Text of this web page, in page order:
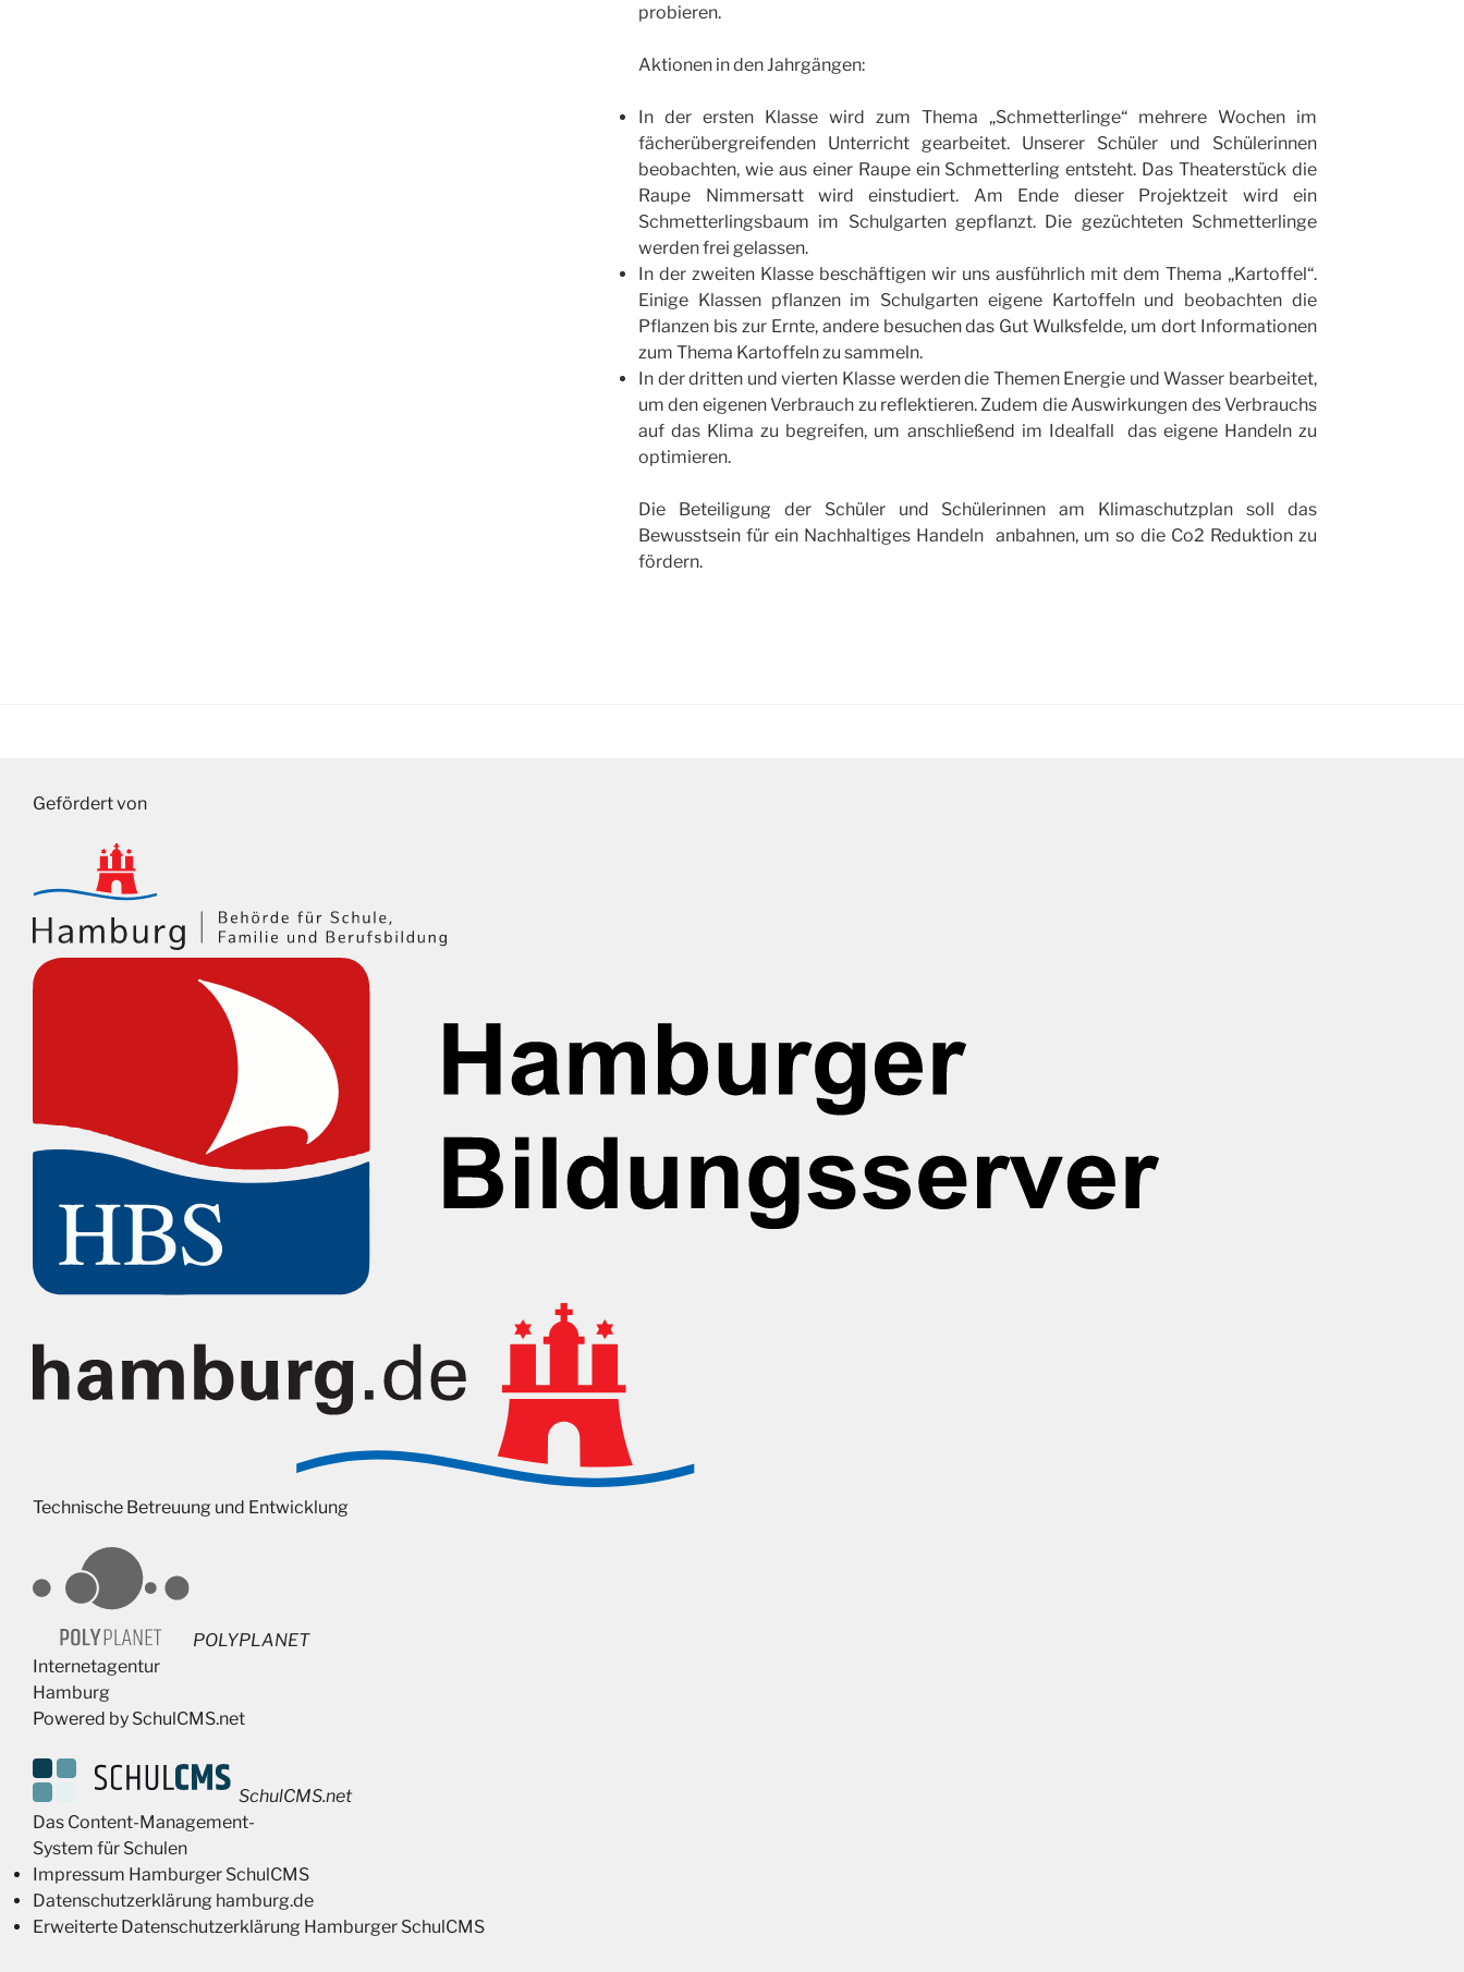
probieren.
Aktionen in den Jahrgängen:
In der ersten Klasse wird zum Thema „Schmetterlinge“ mehrere Wochen im
fächerübergreifenden Unterricht gearbeitet. Unserer Schüler und Schülerinnen
beobachten, wie aus einer Raupe ein Schmetterling entsteht. Das Theaterstück die
Raupe Nimmersatt wird einstudiert. Am Ende dieser Projektzeit wird ein
Schmetterlingsbaum im Schulgarten gepflanzt. Die gezüchteten Schmetterlinge
werden frei gelassen.
In der zweiten Klasse beschäftigen wir uns ausführlich mit dem Thema „Kartoffel“.
Einige Klassen pflanzen im Schulgarten eigene Kartoffeln und beobachten die
Pflanzen bis zur Ernte, andere besuchen das Gut Wulksfelde, um dort Informationen
zum Thema Kartoffeln zu sammeln.
In der dritten und vierten Klasse werden die Themen Energie und Wasser bearbeitet,
um den eigenen Verbrauch zu reflektieren. Zudem die Auswirkungen des Verbrauchs
auf das Klima zu begreifen, um anschließend im Idealfall das eigene Handeln zu
optimieren.
Die Beteiligung der Schüler und Schülerinnen am Klimaschutzplan soll das
Bewusstsein für ein Nachhaltiges Handeln anbahnen, um so die Co2 Reduktion zu
fördern.
Gefördert von
Technische Betreuung und Entwicklung
POLYPLANET
Internetagentur
Hamburg
Powered by SchulCMS.net
SchulCMS.net
Das Content-Management-
System für Schulen
Impressum Hamburger SchulCMS
Datenschutzerklärung hamburg.de
Erweiterte Datenschutzerklärung Hamburger SchulCMS